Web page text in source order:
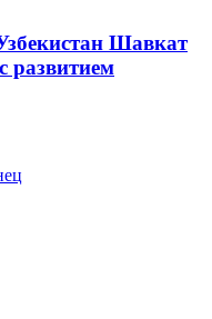
Шавкат
развитием